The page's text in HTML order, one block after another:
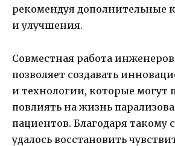
рекомендуя дополнительные
и улучшения.
Совместная работа
позволяет создавать
и технологии, которые могут
повлиять на жизнь
пациентов. Благодаря такому
удалось восстановить